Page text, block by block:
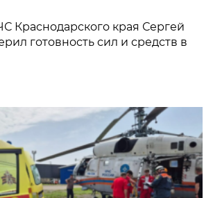
Краснодарского края Сергей
готовность сил и средств в